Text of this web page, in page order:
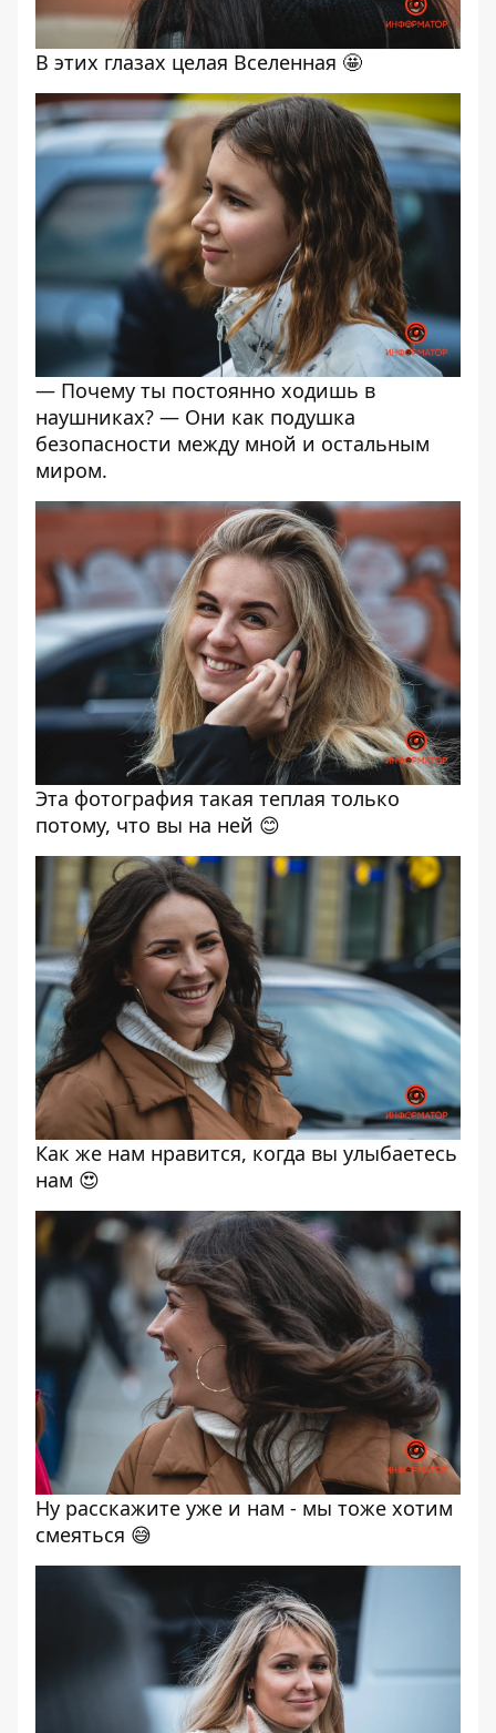
В этих глазах целая Вселенная 🤩
— Почему ты постоянно ходишь в
наушниках? — Они как подушка
безопасности между мной и остальным
миром.
Эта фотография такая теплая только
потому, что вы на ней 😊
Как же нам нравится, когда вы улыбаетесь
нам 😍
Ну расскажите уже и нам - мы тоже хотим
смеяться 😅